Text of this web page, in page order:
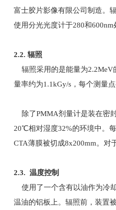
富士胶片影像有限公司制造。
使用分光光度计于280和600nm
2.2. 辐照
辐照采用的是能量为2.2MeV
量率约为1.1kGy/s，每个测量
除了PMMA剂量计是装在密
20℃相对湿度32%的环境中。
CTA薄膜被切成8x200mm。对
2.3. 温度控制
使用了一个含有以油作为冷
温油的铝板上。辐照前，装置